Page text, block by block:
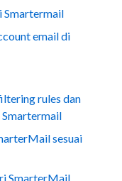
Smartermail
email di
rules dan
sesuai
SmarterMail